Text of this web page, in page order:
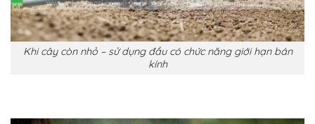
Khi cây còn nhỏ – sử dụng đầu có chức năng giới hạn bán
kính